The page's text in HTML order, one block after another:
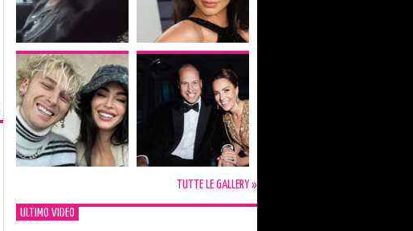
TUTTE LE GALLERY »
ULTIMO VIDEO